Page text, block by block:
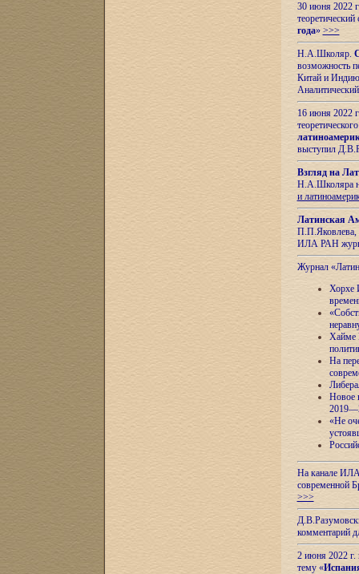
30 июня 2022
года» >>>
Н.А.Школяр.
возможность
Китай и
16 июня 2022
выступил
Взгляд на
Н.А.Школяра
и
Латинская
П.П.Яковлева,
ИЛА РАН
Журнал
Хорхе
Хайме
На
Новое
«Не
На канале ИЛА
современной
>>>
комментарий
2 июня 2022 г.
тему «